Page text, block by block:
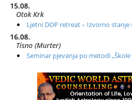
15.08.
Otok Krk
Ljetni DOP retreat – Izvorno stanje
16.08.
Tisno (Murter)
Seminar pjevanja po metodi
Radionica: Pomagači iz drugih